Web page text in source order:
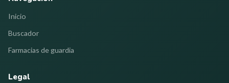
Inicio
Buscador
Farmacias de guardia
Legal